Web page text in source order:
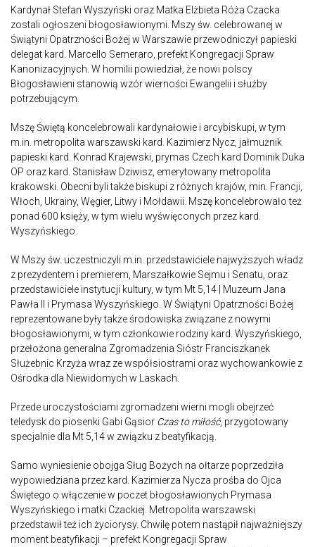
Kardynał Stefan Wyszyński oraz Matka Elżbieta Róża Czacka
zostali ogłoszeni błogosławionymi. Mszy św. celebrowanej w
Świątyni Opatrzności Bożej w Warszawie przewodniczył papieski
delegat kard. Marcello Semeraro, prefekt Kongregacji Spraw
Kanonizacyjnych. W homilii powiedział, że nowi polscy
Błogosławieni stanowią wzór wierności Ewangelii i służby
potrzebującym.
Mszę Świętą koncelebrowali kardynałowie i arcybiskupi, w tym
m.in. metropolita warszawski kard. Kazimierz Nycz, jałmużnik
papieski kard. Konrad Krajewski, prymas Czech kard Dominik Duka
OP oraz kard. Stanisław Dziwisz, emerytowany metropolita
krakowski. Obecni byli także biskupi z różnych krajów, min. Francji,
Włoch, Ukrainy, Węgier, Litwy i Mołdawii. Mszę koncelebrowało też
ponad 600 księży, w tym wielu wyświęconych przez kard.
Wyszyńskiego.
W Mszy św. uczestniczyli m.in. przedstawiciele najwyższych władz
z prezydentem i premierem, Marszałkowie Sejmu i Senatu, oraz
przedstawiciele instytucji kultury, w tym Mt 5,14 | Muzeum Jana
Pawła II i Prymasa Wyszyńskiego. W Świątyni Opatrzności Bożej
reprezentowane były także środowiska związane z nowymi
błogosławionymi, w tym członkowie rodziny kard. Wyszyńskiego,
przełożona generalna Zgromadzenia Sióstr Franciszkanek
Służebnic Krzyża wraz ze współsiostrami oraz wychowankowie z
Ośrodka dla Niewidomych w Laskach.
Przede uroczystościami zgromadzeni wierni mogli obejrzeć
teledysk do piosenki Gabi Gąsior Czas to miłość, przygotowany
specjalnie dla Mt 5,14 w związku z beatyfikacją.
Samo wyniesienie obojga Sług Bożych na ołtarze poprzedziła
wypowiedziana przez kard. Kazimierza Nycza prośba do Ojca
Świętego o włączenie w poczet błogosławionych Prymasa
Wyszyńskiego i matki Czackiej. Metropolita warszawski
przedstawił też ich życiorysy. Chwilę potem nastąpił najważniejszy
moment beatyfikacji – prefekt Kongregacji Spraw